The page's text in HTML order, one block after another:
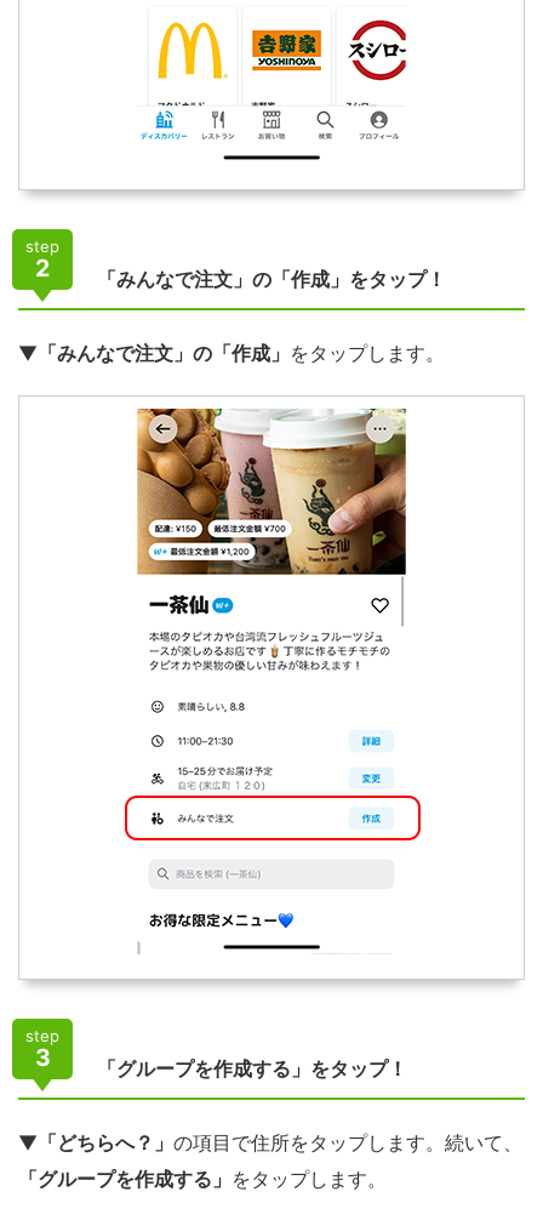
step
2 「みんなで注文」の「作成」をタップ！
▼ 「みんなで注文」の「作成」 をタップします。
step
3 「グループを作成する」をタップ！
▼ 「どちらへ？」 の項目で住所をタップします。続いて、
「グループを作成する」 をタップします。